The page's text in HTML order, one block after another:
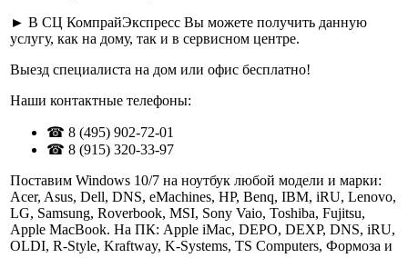
► В СЦ КомпрайЭкспресс Вы можете получить данную
услугу, как на дому, так и в сервисном центре.
Выезд специалиста на дом или офис бесплатно!
Наши контактные телефоны:
☎ 8 (495) 902-72-01
☎ 8 (915) 320-33-97
Поставим Windows 10/7 на ноутбук любой модели и марки:
Acer, Asus, Dell, DNS, eMachines, HP, Benq, IBM, iRU, Lenovo,
LG, Samsung, Roverbook, MSI, Sony Vaio, Toshiba, Fujitsu,
Apple MacBook. На ПК: Apple iMac, DEPO, DEXP, DNS, iRU,
OLDI, R-Style, Kraftway, K-Systems, TS Computers, Формоза и